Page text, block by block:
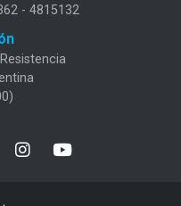
- 4815132